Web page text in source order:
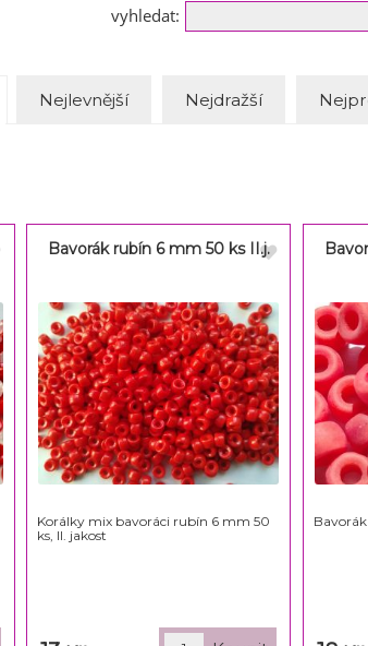
vyhledat:
Nejlevnější Nejdražší
Bavorák rubín 6 mm 50 ks II.j.
Korálky mix bavoráci rubín 6 mm 50
ks, II. jakost